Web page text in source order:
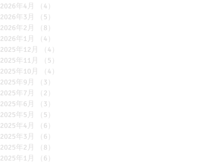
2026年4月
（4）
2026年3月
（5）
2026年2月
（8）
2026年1月
（4）
2025年12月
（4）
2025年11月
（5）
2025年10月
（4）
2025年9月
（3）
2025年7月
（2）
2025年6月
（3）
2025年5月
（5）
2025年4月
（6）
2025年3月
（6）
2025年2月
（8）
2025年1月
（6）